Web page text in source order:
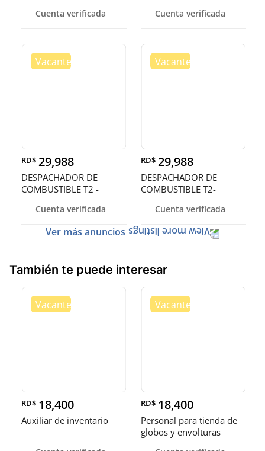
Cuenta verificada Cuenta verificada
RD$ 29,988
DESPACHADOR DE
COMBUSTIBLE T2 -
Cuenta verificada
RD$ 29,988
DESPACHADOR DE
COMBUSTIBLE T2-
Cuenta verificada
Ver más anuncios
También te puede interesar
RD$ 18,400
Auxiliar de inventario
RD$ 18,400
Personal para tienda de
globos y envolturas